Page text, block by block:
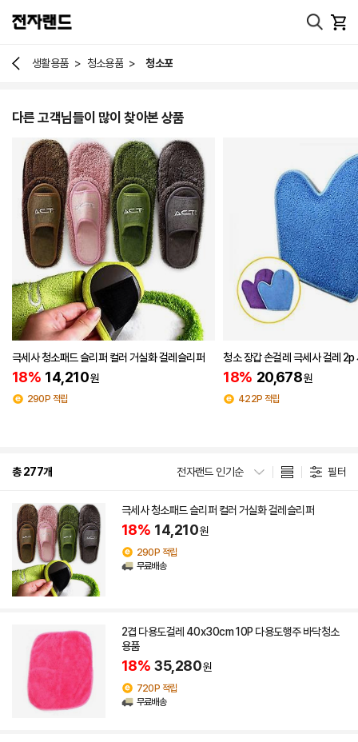
생활용품 > 청소용품 > 청소포
다른 고객님들이 많이 찾아본 상품
극세사 청소패드 슬리퍼 컬러 거실화 걸레슬리퍼
18% 14,210원
290P 적립
청소 장갑 손걸레 극세사 걸레 2p
18% 20,678원
422P 적립
총 277개 전자랜드 인기순 필터
극세사 청소패드 슬리퍼 컬러 거실화 걸레슬리퍼
18% 14,210원
290P 적립
무료배송
2겹 다용도걸레 40x30cm 10P 다용도행주 바닥청소
용품
18% 35,280원
720P 적립
무료배송